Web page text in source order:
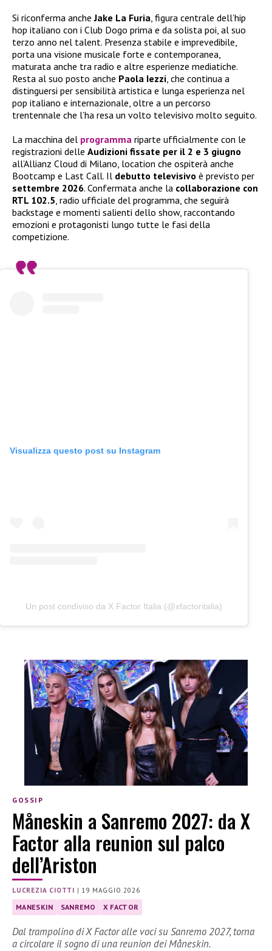
Si riconferma ancheJake La Furia , figura centrale dell’hip
hop italiano con i Club Dogo prima e da solista poi, al suo
terzo anno nel talent. Presenza stabile e imprevedibile,
porta una visione musicale forte e contemporanea,
maturata anche tra radio e altre esperienze mediatiche.
Resta al suo posto anche Paola Iezzi , che continua a
distinguersi per sensibilità artistica e lunga esperienza nel
pop italiano e internazionale, oltre a un percorso
trentennale che l’ha resa un volto televisivo molto seguito.
La macchina del programma riparte ufficialmente con le
registrazioni delle Audizioni fissate per il 2 e 3 giugno
all’Allianz Cloud di Milano, location che ospiterà anche
Bootcamp e Last Call. Il debutto televisivo è previsto per
settembre 2026. Confermata anche la collaborazione con
RTL 102.5 , radio ufficiale del programma, che seguirà
backstage e momenti salienti dello show, raccontando
emozioni e protagonisti lungo tutte le fasi della
competizione.
Visualizza questo post su Instagram
Un post condiviso da X Factor Italia (@xfactoritalia)
GOSSIP
Måneskin a Sanremo 2027: da X
Factor alla reunion sul palco
dell’Ariston
LUCREZIA CIOTTI | 19 MAGGIO 2026
MANESKIN SANREMO X FACTOR
Dal trampolino di X Factor alle voci su Sanremo 2027, torna
a circolare il sogno di una reunion dei Måneskin.